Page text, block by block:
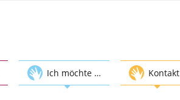
Ich möchte … Kontakt